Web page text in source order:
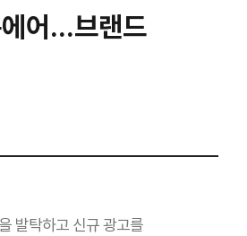
템포
어...브랜드
발탁하고 신규 광고를